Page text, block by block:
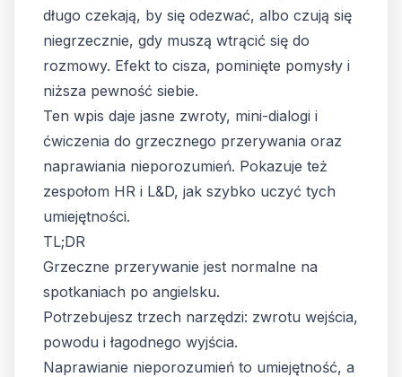
długo czekają, by się odezwać, albo czują się
niegrzecznie, gdy muszą wtrącić się do
rozmowy. Efekt to cisza, pominięte pomysły i
niższa pewność siebie.
Ten wpis daje jasne zwroty, mini-dialogi i
ćwiczenia do grzecznego przerywania oraz
naprawiania nieporozumień. Pokazuje też
zespołom HR i L&D, jak szybko uczyć tych
umiejętności.
TL;DR
Grzeczne przerywanie jest normalne na
spotkaniach po angielsku.
Potrzebujesz trzech narzędzi: zwrotu wejścia,
powodu i łagodnego wyjścia.
Naprawianie nieporozumień to umiejętność, a